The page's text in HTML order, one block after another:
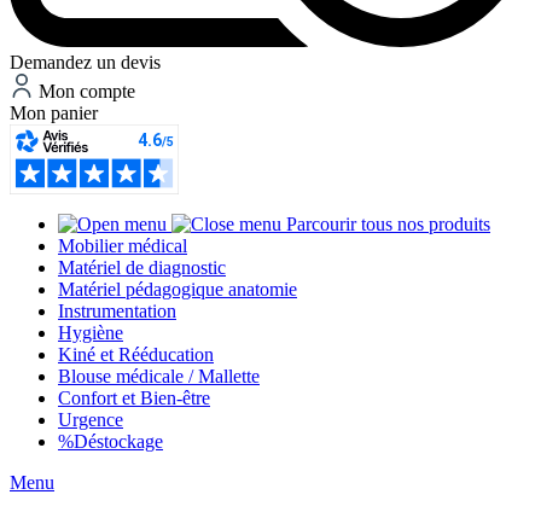
Demandez un devis
Mon compte
Mon panier
Parcourir tous nos produits
Mobilier médical
Matériel de diagnostic
Matériel pédagogique anatomie
Instrumentation
Hygiène
Kiné et Rééducation
Blouse médicale / Mallette
Confort et Bien-être
Urgence
%Déstockage
Menu